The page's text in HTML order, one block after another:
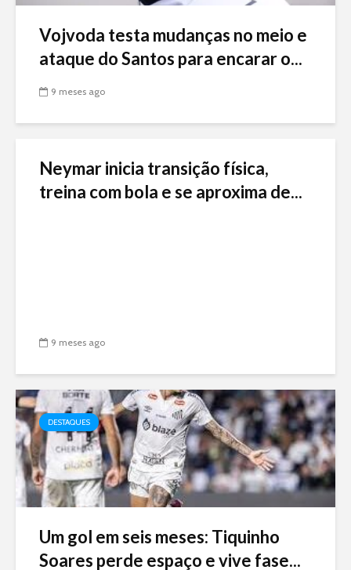
Vojvoda testa mudanças no meio e
ataque do Santos para encarar o...
9 meses ago
Neymar inicia transição física,
treina com bola e se aproxima de...
9 meses ago
DESTAQUES
Um gol em seis meses: Tiquinho
Soares perde espaço e vive fase...